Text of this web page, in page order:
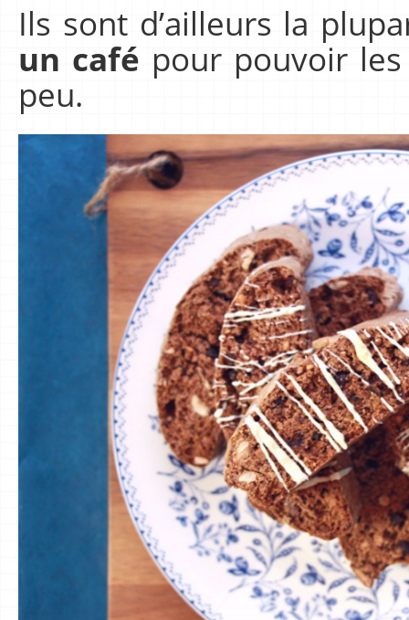
Ils sont d’ailleurs la
un café pour pouvoir
peu.